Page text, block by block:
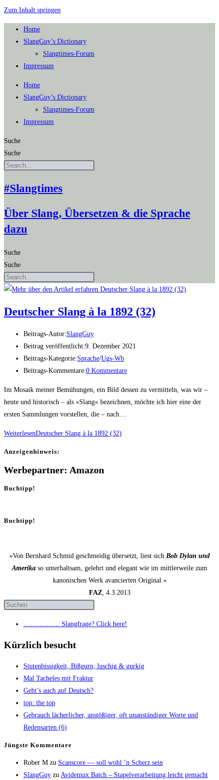
Zum Inhalt springen
Home
SlangGuy’s Dic­tion­a­ry
Slang­times-Forum
Impres­sum
Home
SlangGuy’s Dic­tion­a­ry
Slang­times-Forum
Impres­sum
Suche
Suche
#Slangtimes
Über Slang, Übersetzen & die Sprache
dazu
Suche
Suche
Deut­scher Slang à la 1892 (32)
Beitrags-Autor:SlangGuy
Beitrag veröffentlicht:9. Dezember 2021
Beitrags-Kategorie:Sprache/Ugs-Wb
Beitrags-Kommentare:0 Kommentare
Im Mosaik meiner Bemühungen, ein Bild dessen zu vermitteln, was wir –
heute und historisch – als »Slang« bezeichnen, möchte ich hier eine der
ersten Sammlungen vorstellen, die – nach…
WeiterlesenDeut­scher Slang à la 1892 (32)
Anzei­gen­hin­weis:
Werbepartner: Amazon
Buchtipp!
Buchtipp!
»Von Bernhard Schmid geschmeidig übersetzt, liest sich Bob Dylan und
Amerika so unterhaltsam, gelehrt und elegant wie im mittlerweile zum
kanonischen Werk avancierten Original.«
FAZ, 4.3.2013
……………. Slang­fra­ge? Click here!
Kürzlich besucht
Stu­ten­bis­sig­keit, Biß­gurn, luschig & gurkig
Mal Tache­les mit Fraktur
Geht’s auch auf Deutsch?
top: the top
Gebrauch lächer­li­cher, anstö­ßi­ger, oft unan­stän­di­ger Wor­te und
Redens­ar­ten (6)
Jüngs­te Kommentare
Rober M zu Scans­core — soll wohl ’n Scherz sein
SlangGuy zu Avi­de­mux Batch – Sta­pel­ver­ar­bei­tung leicht gemacht